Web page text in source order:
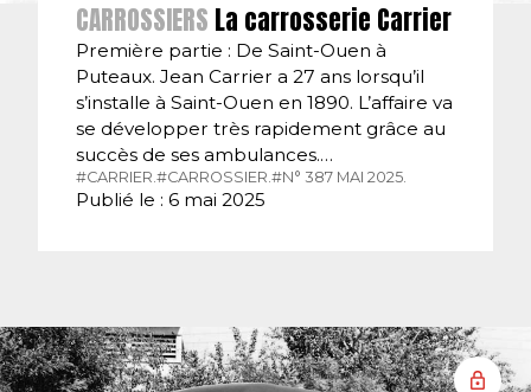
CARROSSIERS La carrosserie Carrier
Première partie : De Saint-Ouen à
Puteaux. Jean Carrier a 27 ans lorsqu’il
s’installe à Saint-Ouen en 1890. L’affaire va
se développer très rapidement grâce au
succès de ses ambulances.…
#CARRIER.#CARROSSIER.#N° 387 MAI 2025.
Publié le : 6 mai 2025